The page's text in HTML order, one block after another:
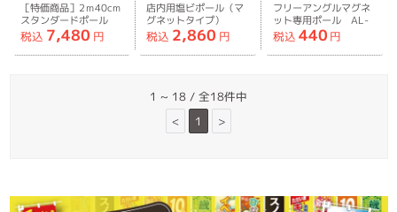
［特価商品］2ｍ40cm
スタンダードポール
（２段伸縮）［20本セ
ット］
税込 7,480 円
店内用塩ビポール（マ
グネットタイプ）
AL-KM8-0010
税込 2,860 円
フリーアングルマグネ
ット専用ポール AL-
RD8-0011
税込 440 円
1 ~ 18 / 全18件中
<
1 >